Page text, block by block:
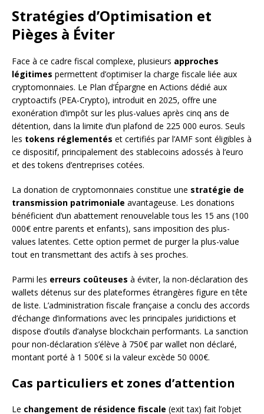
Stratégies d’Optimisation et
Pièges à Éviter
Face à ce cadre fiscal complexe, plusieurs approches
légitimes permettent d’optimiser la charge fiscale liée aux
cryptomonnaies. Le Plan d’Épargne en Actions dédié aux
cryptoactifs (PEA-Crypto), introduit en 2025, offre une
exonération d’impôt sur les plus-values après cinq ans de
détention, dans la limite d’un plafond de 225 000 euros. Seuls
les tokens réglementés et certifiés par l’AMF sont éligibles à
ce dispositif, principalement des stablecoins adossés à l’euro
et des tokens d’entreprises cotées.
La donation de cryptomonnaies constitue une stratégie de
transmission patrimoniale avantageuse. Les donations
bénéficient d’un abattement renouvelable tous les 15 ans (100
000€ entre parents et enfants), sans imposition des plus-
values latentes. Cette option permet de purger la plus-value
tout en transmettant des actifs à ses proches.
Parmi les erreurs coûteuses à éviter, la non-déclaration des
wallets détenus sur des plateformes étrangères figure en tête
de liste. L’administration fiscale française a conclu des accords
d’échange d’informations avec les principales juridictions et
dispose d’outils d’analyse blockchain performants. La sanction
pour non-déclaration s’élève à 750€ par wallet non déclaré,
montant porté à 1 500€ si la valeur excède 50 000€.
Cas particuliers et zones d’attention
Le changement de résidence fiscale (exit tax) fait l’objet